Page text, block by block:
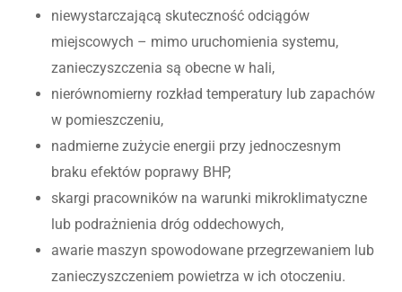
niewystarczającą skuteczność odciągów
miejscowych – mimo uruchomienia systemu,
zanieczyszczenia są obecne w hali,
nierównomierny rozkład temperatury lub zapachów
w pomieszczeniu,
nadmierne zużycie energii przy jednoczesnym
braku efektów poprawy BHP,
skargi pracowników na warunki mikroklimatyczne
lub podrażnienia dróg oddechowych,
awarie maszyn spowodowane przegrzewaniem lub
zanieczyszczeniem powietrza w ich otoczeniu.